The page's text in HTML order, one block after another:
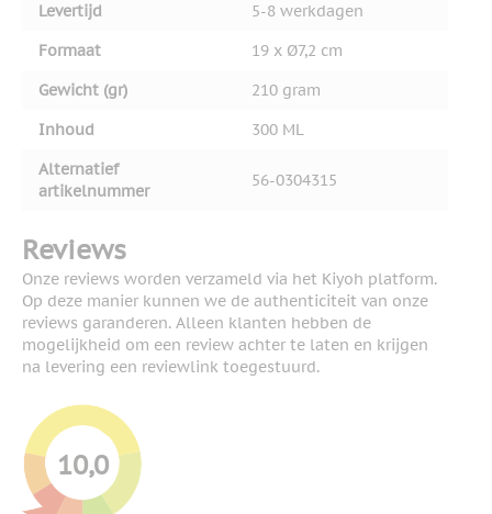
Levertijd
5-8 werkdagen
Formaat
19 x Ø7,2 cm
Gewicht (gr)
210 gram
Inhoud
300 ML
Alternatief
artikelnummer
56-0304315
Reviews
Onze reviews worden verzameld via het Kiyoh platform.
Op deze manier kunnen we de authenticiteit van onze
reviews garanderen. Alleen klanten hebben de
mogelijkheid om een review achter te laten en krijgen
na levering een reviewlink toegestuurd.
10,0